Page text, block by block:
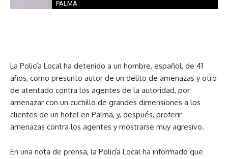
PALMA
La Policía Local ha detenido a un hombre, español, de 41
años, como presunto autor de un delito de amenazas y otro
de atentado contra los agentes de la autoridad, por
amenazar con un cuchillo de grandes dimensiones a los
clientes de un hotel en Palma, y, después, proferir
amenazas contra los agentes y mostrarse muy agresivo.
En una nota de prensa, la Policía Local ha informado que